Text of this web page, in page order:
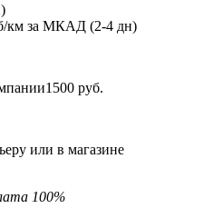
км за МКАД (2-4 дн)
руб.
или в магазине
100%